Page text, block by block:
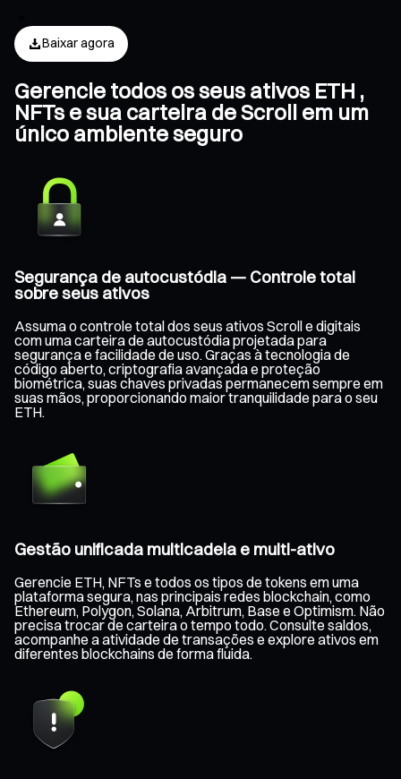
Baixar agora
Gerencie todos os seus ativos ETH ,
NFTs e sua carteira de Scroll em um
único ambiente seguro
Segurança de autocustódia — Controle total
sobre seus ativos
Assuma o controle total dos seus ativos Scroll e digitais
com uma carteira de autocustódia projetada para
segurança e facilidade de uso. Graças à tecnologia de
código aberto, criptografia avançada e proteção
biométrica, suas chaves privadas permanecem sempre em
suas mãos, proporcionando maior tranquilidade para o seu
ETH.
Gestão unificada multicadeia e multi-ativo
Gerencie ETH, NFTs e todos os tipos de tokens em uma
plataforma segura, nas principais redes blockchain, como
Ethereum, Polygon, Solana, Arbitrum, Base e Optimism. Não
precisa trocar de carteira o tempo todo. Consulte saldos,
acompanhe a atividade de transações e explore ativos em
diferentes blockchains de forma fluida.